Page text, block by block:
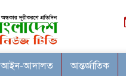
আইন-আদালত আন্তর্জাতিক